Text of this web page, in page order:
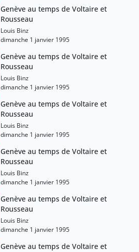
Genève au temps de Voltaire et
Rousseau
Louis Binz
dimanche 1 janvier 1995
Genève au temps de Voltaire et
Rousseau
Louis Binz
dimanche 1 janvier 1995
Genève au temps de Voltaire et
Rousseau
Louis Binz
dimanche 1 janvier 1995
Genève au temps de Voltaire et
Rousseau
Louis Binz
dimanche 1 janvier 1995
Genève au temps de Voltaire et
Rousseau
Louis Binz
dimanche 1 janvier 1995
Genève au temps de Voltaire et